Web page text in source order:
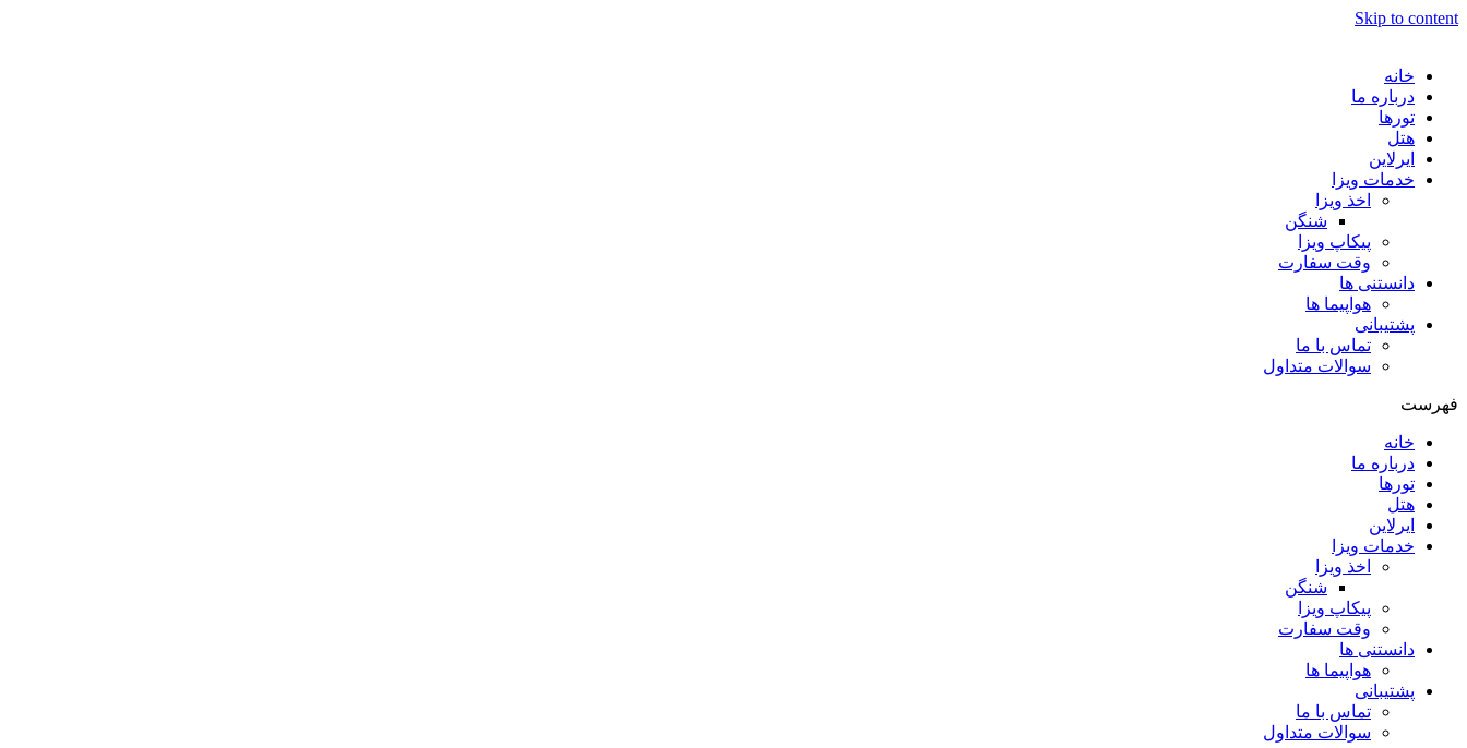
Skip to content
خانه
درباره ما
تورها
هتل
ایرلاین
خدمات ویزا
اخذ ویزا
شنگن
پیکاپ ویزا
وقت سفارت
دانستنی ها
هواپیما ها
پشتیبانی
تماس با ما
سوالات متداول
فهرست
خانه
درباره ما
تورها
هتل
ایرلاین
خدمات ویزا
اخذ ویزا
شنگن
پیکاپ ویزا
وقت سفارت
دانستنی ها
هواپیما ها
پشتیبانی
تماس با ما
سوالات متداول